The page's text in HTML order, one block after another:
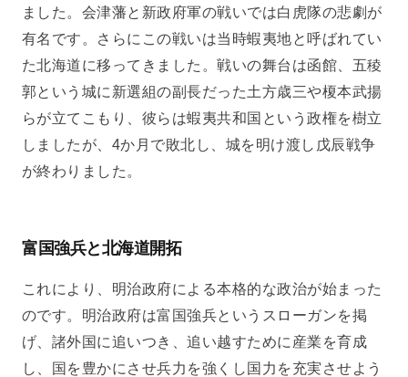
ました。会津藩と新政府軍の戦いでは白虎隊の悲劇が
有名です。さらにこの戦いは当時蝦夷地と呼ばれてい
た北海道に移ってきました。戦いの舞台は函館、五稜
郭という城に新選組の副長だった土方歳三や榎本武揚
らが立てこもり、彼らは蝦夷共和国という政権を樹立
しましたが、4か月で敗北し、城を明け渡し戊辰戦争
が終わりました。
富国強兵と北海道開拓
これにより、明治政府による本格的な政治が始まった
のです。明治政府は富国強兵というスローガンを掲
げ、諸外国に追いつき、追い越すために産業を育成
し、国を豊かにさせ兵力を強くし国力を充実させよう